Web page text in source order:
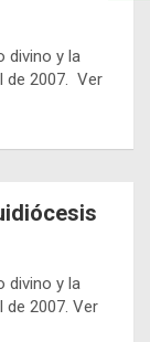
divino y la
de 2007. Ver
divino y la
de 2007. Ver